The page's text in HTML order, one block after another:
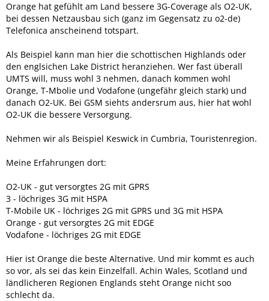
Orange hat gefühlt am Land bessere 3G-Coverage als O2-UK,
bei dessen Netzausbau sich (ganz im Gegensatz zu o2-de)
Telefonica anscheinend totspart.
Als Beispiel kann man hier die schottischen Highlands oder
den englsichen Lake District heranziehen. Wer fast überall
UMTS will, muss wohl 3 nehmen, danach kommen wohl
Orange, T-Mbolie und Vodafone (ungefähr gleich stark) und
danach O2-UK. Bei GSM siehts andersrum aus, hier hat wohl
O2-UK die bessere Versorgung.
Nehmen wir als Beispiel Keswick in Cumbria, Touristenregion.
Meine Erfahrungen dort:
O2-UK - gut versorgtes 2G mit GPRS
3 - löchriges 3G mit HSPA
T-Mobile UK - löchriges 2G mit GPRS und 3G mit HSPA
Orange - gut versorgtes 2G mit EDGE
Vodafone - löchriges 2G mit EDGE
Hier ist Orange die beste Alternative. Und mir kommt es auch
so vor, als sei das kein Einzelfall. Achin Wales, Scotland und
ländlicheren Regionen Englands steht Orange nicht soo
schlecht da.